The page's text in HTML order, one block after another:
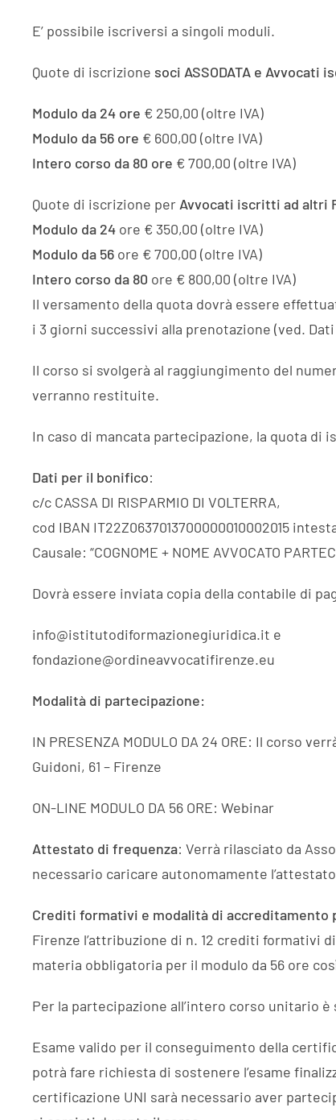
E’ possibile iscriversi a singoli moduli.
Quote di iscrizione soci ASSODATA e Avvocati
Modulo da 24 ore € 250,00 (oltre IVA)
Modulo da 56 ore € 600,00 (oltre IVA)
Intero corso da 80 ore € 700,00 (oltre IVA)
Quote di iscrizione per Avvocati iscritti ad altri
Modulo da 24 ore € 350,00 (oltre IVA)
Modulo da 56 ore € 700,00 (oltre IVA)
Intero corso da 80 ore € 800,00 (oltre IVA)
Il versamento della quota dovrà essere
i 3 giorni successivi alla prenotazione (ved.
Il corso si svolgerà al raggiungimento del
verranno restituite.
In caso di mancata partecipazione, la quota di
Dati per il bonifico:
c/c CASSA DI RISPARMIO DI VOLTERRA,
cod IBAN IT22Z0637013700000010002015
Causale: “COGNOME + NOME AVVOCATO
Dovrà essere inviata copia della contabile di
info@istitutodiformazionegiuridica.it e
fondazione@ordineavvocatifirenze.eu
Modalità di partecipazione:
IN PRESENZA MODULO DA 24 ORE: Il corso
Guidoni, 61 – Firenze
ON-LINE MODULO DA 56 ORE: Webinar
Attestato di frequenza: Verrà rilasciato da
necessario caricare autonomamente
Crediti formativi e modalità di accreditamento
Firenze l’attribuzione di n. 12 crediti formativi
materia obbligatoria per il modulo da 56 ore
Per la partecipazione all’intero corso unitario
Esame valido per il conseguimento della
potrà fare richiesta di sostenere l’esame
certificazione UNI sarà necessario aver